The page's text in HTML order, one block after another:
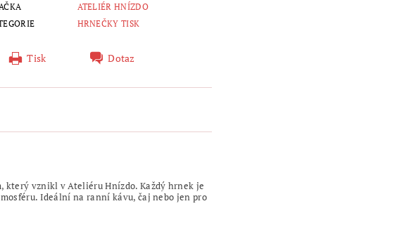
ATELIÉR HNÍZDO
HRNEČKY TISK
Tisk Dotaz
vznikl v Ateliéru Hnízdo. Každý hrnek je
Ideální na ranní kávu, čaj nebo jen pro